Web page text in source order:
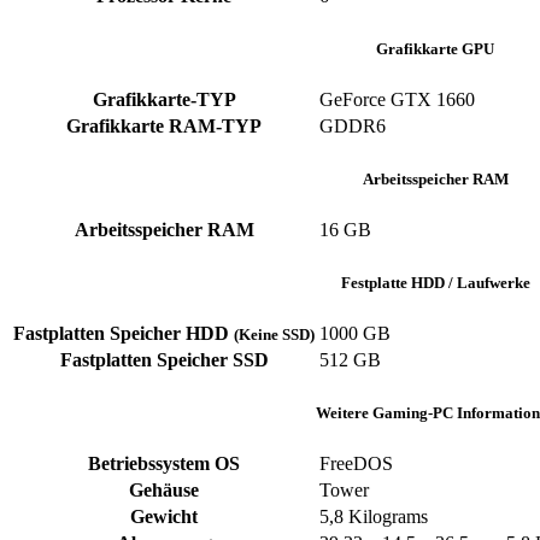
Grafikkarte GPU
Grafikkarte-TYP
GeForce GTX 1660
Grafikkarte RAM-TYP
‎GDDR6
Arbeitsspeicher RAM
Arbeitsspeicher RAM ‎16 GB
Festplatte HDD / Laufwerke
Fastplatten Speicher HDD (Keine SSD) 1000 GB
Fastplatten Speicher SSD
512 GB
Weitere Gaming-PC
Betriebssystem OS
FreeDOS
Gehäuse
‎Tower
Gewicht
‎5,8 Kilograms